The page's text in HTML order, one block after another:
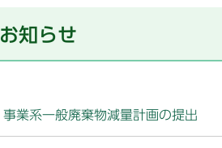
お知らせ
事業系一般廃棄物減量計画の提出